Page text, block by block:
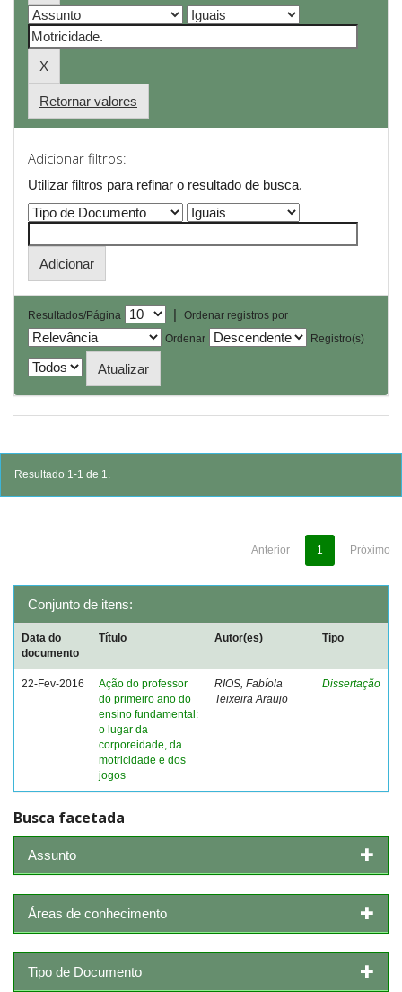
Retornar valores
Adicionar filtros:
Utilizar filtros para refinar o resultado de busca.
Resultados/Página |
Ordenar registros por
Ordenar
Registro(s)
Resultado 1-1 de 1.
Anterior 1 Próximo
Conjunto de itens:
Data do
documento
Título Autor(es) Tipo
22-Fev-2016
Ação do professor
do primeiro ano do
ensino fundamental:
o lugar da
corporeidade, da
motricidade e dos
jogos
RIOS, Fabíola
Teixeira Araujo
Dissertação
Busca facetada
Assunto
Áreas de conhecimento
Tipo de Documento